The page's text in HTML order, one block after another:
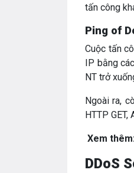
tấn công
Ping of
Cuộc tấn
IP bằng
NT trở
Ngoài ra,
HTTP
Xem
DDoS